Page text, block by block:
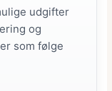
udgifter
og
som følge